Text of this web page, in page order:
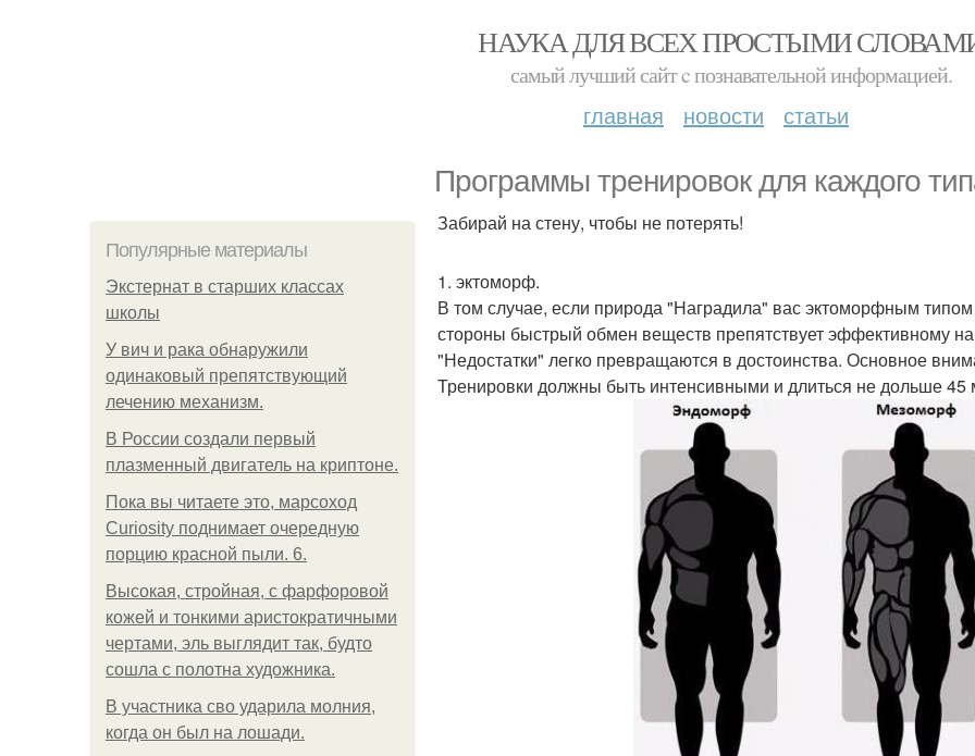
НАУКА ДЛЯ ВСЕХ ПРОСТЫМИ
самый лучший сайт c познавательной информацией.
главная новости статьи
Программы тренировок для каждого
Популярные материалы
Экстернат в старших классах
школы
У вич и рака обнаружили
одинаковый препятствующий
лечению механизм.
В России создали первый
плазменный двигатель на криптоне.
Пока вы читаете это, марсоход
Curiosity поднимает очередную
порцию красной пыли. 6.
Высокая, стройная, с фарфоровой
кожей и тонкими аристократичными
чертами, эль выглядит так, будто
сошла с полотна художника.
В участника сво ударила молния,
когда он был на лошади.
Забирай на стену, чтобы не потерять!
1. эктоморф.
В том случае, если природа "Наградила" вас эктоморфным
стороны быстрый обмен веществ препятствует эффективному
"Недостатки" легко превращаются в достоинства. Основное
Тренировки должны быть интенсивными и длиться не дольше 45